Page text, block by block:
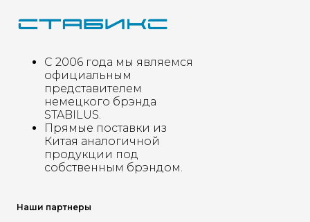
С 2006 года мы являемся
официальным
представителем
немецкого брэнда
STABILUS.
Прямые поставки из
Китая аналогичной
продукции под
собственным брэндом.
Наши партнеры